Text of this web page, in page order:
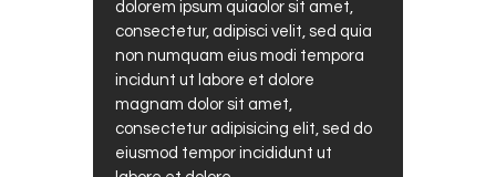
dolorem ipsum quiaolor sit amet,
consectetur, adipisci velit, sed quia
non numquam eius modi tempora
incidunt ut labore et dolore
magnam dolor sit amet,
consectetur adipisicing elit, sed do
eiusmod tempor incididunt ut